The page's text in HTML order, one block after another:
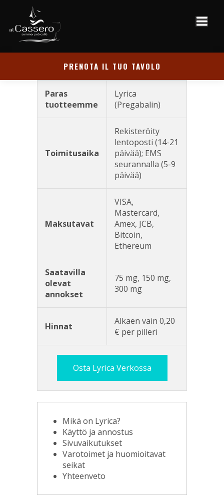
PRENOTA IL TUO TAVOLO
Paras
tuotteemme
Lyrica
(Pregabalin)
Toimitusaika
Rekisteröity
lentoposti (14-21
päivää); EMS
seurannalla (5-9
päivää)
Maksutavat
VISA,
Mastercard,
Amex, JCB,
Bitcoin,
Ethereum
Saatavilla
olevat
annokset
75 mg, 150 mg,
300 mg
Hinnat
Alkaen vain 0,20
€ per pilleri
Osta Lyrica Verkossa
Mikä on Lyrica?
Käyttö ja annostus
Sivuvaikutukset
Varotoimet ja huomioitavat
seikat
Yhteenveto